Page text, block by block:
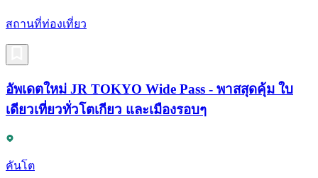
สถานที่ท่องเที่ยว
อัพเดตใหม่ JR TOKYO Wide Pass - พาสสุดคุ้ม ใบ
เดียวเที่ยวทั่วโตเกียว และเมืองรอบๆ
คันโต